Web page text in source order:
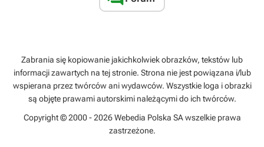
Zabrania się kopiowanie jakichkolwiek obrazków, tekstów lub
informacji zawartych na tej stronie. Strona nie jest powiązana i/lub
wspierana przez twórców ani wydawców. Wszystkie loga i obrazki
są objęte prawami autorskimi należącymi do ich twórców.
Copyright © 2000 - 2026 Webedia Polska SA wszelkie prawa
zastrzeżone.